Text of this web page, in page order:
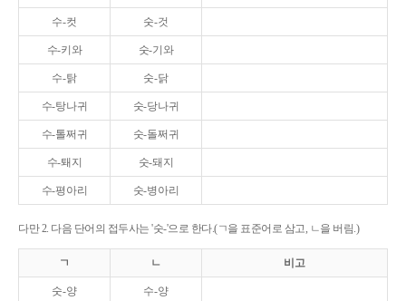
수-컷 숫-것
수-키와 숫-기와
수-탉 숫-닭
수-탕나귀 숫-당나귀
수-톨쩌귀 숫-돌쩌귀
수-퇘지 숫-돼지
수-평아리 숫-병아리
다만 2. 다음 단어의 접두사는 '숫-'으로 한다.(ㄱ을 표준어로 삼고, ㄴ을 버림.)
ㄱ ㄴ 비고
숫-양 수-양